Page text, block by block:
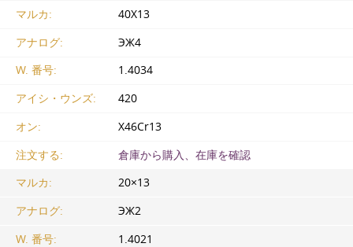
マルカ:
40Х13
アナログ:
ЭЖ4
W. 番号:
1.4034
アイシ・ウンズ:
420
オン:
X46Cr13
注文する:
倉庫から購入、在庫を確認
マルカ:
20×13
アナログ:
ЭЖ2
W. 番号:
1.4021